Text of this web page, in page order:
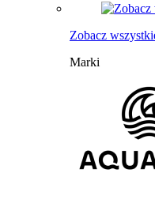
Zobacz
Marki